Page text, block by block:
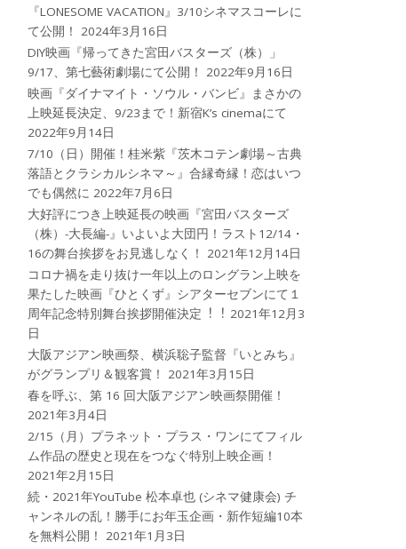
『LONESOME VACATION』3/10シネマスコーレに
て公開！
2024年3月16日
DIY映画『帰ってきた宮田バスターズ（株）」
9/17、第七藝術劇場にて公開！
2022年9月16日
映画『ダイナマイト・ソウル・バンビ』まさかの
上映延長決定、9/23まで！新宿K’s cinemaにて
2022年9月14日
7/10（日）開催！桂米紫『茨木コテン劇場～古典
落語とクラシカルシネマ～』合縁奇縁！恋はいつ
でも偶然に 2022年7月6日
大好評につき上映延長の映画『宮田バスターズ
（株）-大長編-』いよいよ大団円！ラスト12/14・
16の舞台挨拶をお見逃しなく！
2021年12月14日
コロナ禍を⾛り抜け⼀年以上のロングラン上映を
果たした映画『ひとくず』シアターセブンにて１
周年記念特別舞台挨拶開催決定︕︕ 2021年12月3
日
大阪アジアン映画祭、横浜聡子監督『いとみち』
がグランプリ＆観客賞！
2021年3月15日
春を呼ぶ、第 16 回大阪アジアン映画祭開催！
2021年3月4日
2/15（月）プラネット・プラス・ワンにてフィル
ム作品の歴史と現在をつなぐ特別上映企画！
2021年2月15日
続・2021年YouTube 松本卓也 (シネマ健康会) チ
ャンネルの乱！勝手にお年玉企画・新作短編10本
を無料公開！
2021年1月3日